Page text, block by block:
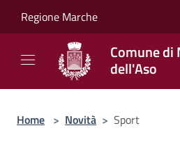
Regione Marche
Comune
dell'Aso
Home > Novità > Sport